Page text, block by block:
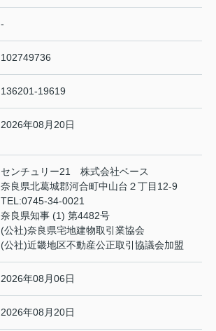
-
102749736
136201-19619
2026年08月20日
センチュリー21 株式会社ベース
奈良県北葛城郡河合町中山台２丁目12-9
TEL:0745-34-0021
奈良県知事 (1) 第4482号
(公社)奈良県宅地建物取引業協会
(公社)近畿地区不動産公正取引協議会加盟
2026年08月06日
2026年08月20日